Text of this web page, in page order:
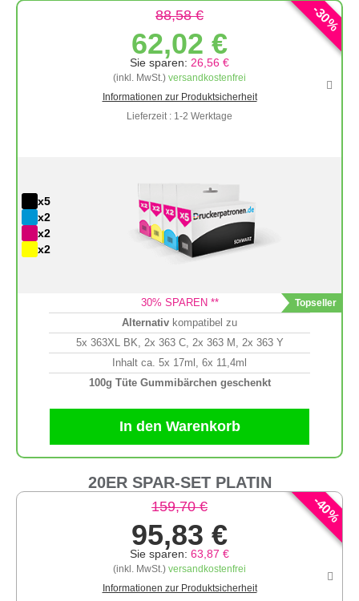
-
30
%
88,58 €
62,02 €
Sie sparen: 26,56 €
(inkl. MwSt.) versandkostenfrei
Informationen zur Produktsicherheit
Lieferzeit : 1-2 Werktage
x5
x2
x2
x2
30% SPAREN **
Alternativ kompatibel zu
5x 363XL BK, 2x 363 C, 2x 363 M, 2x 363 Y
Inhalt ca. 5x 17ml, 6x 11,4ml
100g Tüte Gummibärchen geschenkt
In den Warenkorb
20ER SPAR-SET PLATIN
-
40
%
159,70 €
95,83 €
Sie sparen: 63,87 €
(inkl. MwSt.) versandkostenfrei
Informationen zur Produktsicherheit